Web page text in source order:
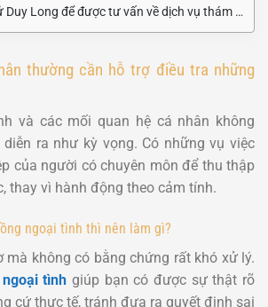
Long để được tư vấn về dịch vụ thám tử
thường cần hỗ trợ điều tra những
và các mối quan hệ cá nhân không
ra như kỳ vọng. Có những vụ việc
của người có chuyên môn để thu thập
thay vì hành động theo cảm tính.
ngoại tình thì nên làm gì?
mà không có bằng chứng rất khó xử lý.
tình giúp bạn có được sự thật rõ
cứ thực tế, tránh đưa ra quyết định sai